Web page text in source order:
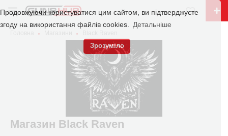
Продовжуючи користуватися цим сайтом, ви підтверджуєте
згоду на використання файлів cookies.
Детальніше
Зрозуміло
Магазин Black Raven